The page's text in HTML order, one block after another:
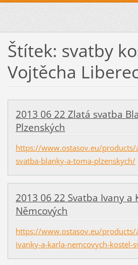
Štítek: svatby
Vojtěcha
2013 06 22 Zlatá svatba
Plzenských
https://www.ostasov.eu/products/
svatba-blanky-a-toma-plzenskych/
2013 06 22 Svatba Ivany a
Němcových
https://www.ostasov.eu/products/
ivanky-a-karla-nemcovych-kostel-